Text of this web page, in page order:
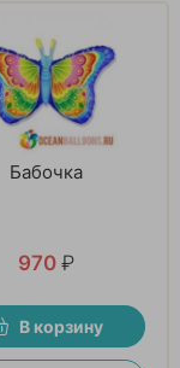
Бабочка
970 ₽
В корзину